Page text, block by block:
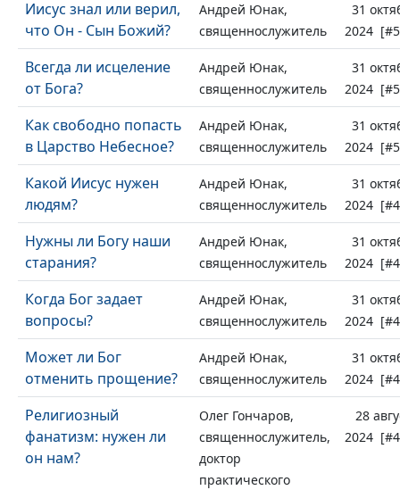
Иисус знал или верил,
что Он - Сын Божий?
Андрей Юнак,
священнослужитель
31
2024
Всегда ли исцеление
от Бога?
Андрей Юнак,
священнослужитель
31
2024
Как свободно попасть
в Царство Небесное?
Андрей Юнак,
священнослужитель
31
2024
Какой Иисус нужен
людям?
Андрей Юнак,
священнослужитель
31
2024
Нужны ли Богу наши
старания?
Андрей Юнак,
священнослужитель
31
2024
Когда Бог задает
вопросы?
Андрей Юнак,
священнослужитель
31
2024
Может ли Бог
отменить прощение?
Андрей Юнак,
священнослужитель
31
2024
Религиозный
фанатизм: нужен ли
он нам?
Олег Гончаров,
священнослужитель,
доктор
практического
28
2024